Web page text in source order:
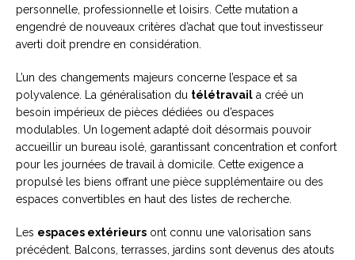
personnelle, professionnelle et loisirs. Cette mutation a
engendré de nouveaux critères d’achat que tout investisseur
averti doit prendre en considération.
L’un des changements majeurs concerne l’espace et sa
polyvalence. La généralisation du télétravail a créé un
besoin impérieux de pièces dédiées ou d’espaces
modulables. Un logement adapté doit désormais pouvoir
accueillir un bureau isolé, garantissant concentration et confort
pour les journées de travail à domicile. Cette exigence a
propulsé les biens offrant une pièce supplémentaire ou des
espaces convertibles en haut des listes de recherche.
Les espaces extérieurs ont connu une valorisation sans
précédent. Balcons, terrasses, jardins sont devenus des atouts